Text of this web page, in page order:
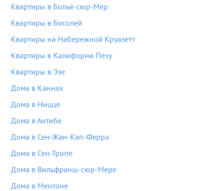
Квартиры в Больё-сюр-Мер
Квартиры в Босолей
Квартиры на Набережной Круазетт
Квартиры в Калифорни Пезу
Квартиры в Эзе
Дома в Каннах
Дома в Ницце
Дома в Антибе
Дома в Сен-Жан-Кап-Ферра
Дома в Сен-Тропе
Дома в Вильфранш-сюр-Мере
Дома в Ментоне